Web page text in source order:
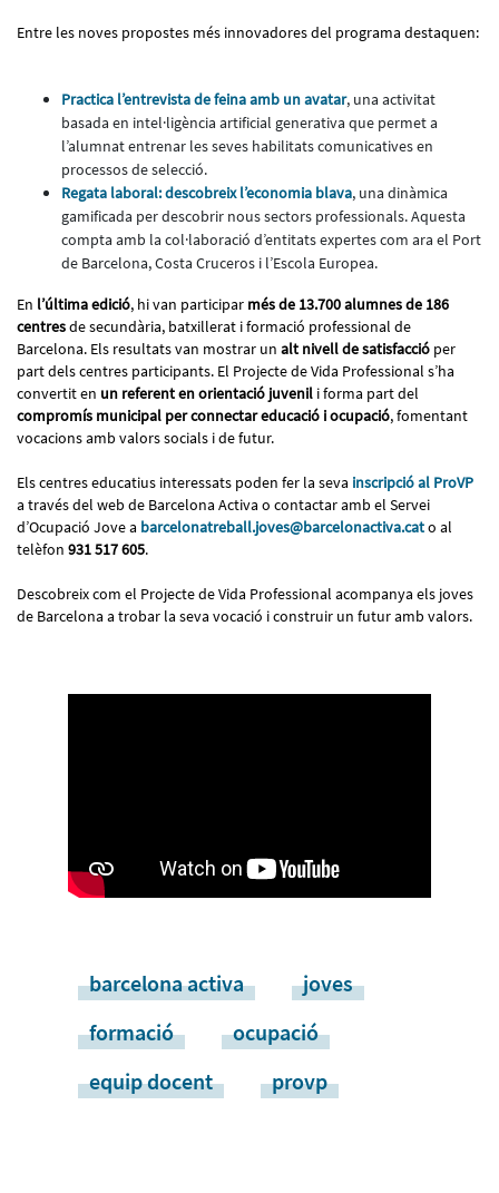
Entre les noves propostes més innovadores del programa destaquen:
Practica l’entrevista de feina amb un avatar, una activitat
basada en intel·ligència artificial generativa que permet a
l’alumnat entrenar les seves habilitats comunicatives en
processos de selecció.
Regata laboral: descobreix l’economia blava, una dinàmica
gamificada per descobrir nous sectors professionals. Aquesta
compta amb la col·laboració d’entitats expertes com ara el Port
de Barcelona, Costa Cruceros i l’Escola Europea.
En l’última edició, hi van participar més de 13.700 alumnes de 186
centresde secundària, batxillerat i formació professional de
Barcelona. Els resultats van mostrar un alt nivell de satisfacció per
part dels centres participants. El Projecte de Vida Professional s’ha
convertit en un referent en orientació juvenil i forma part del
compromís municipal per connectar educació i ocupació, fomentant
vocacions amb valors socials i de futur.
Els centres educatius interessats poden fer la seva inscripció al ProVP
a través del web de Barcelona Activa o contactar amb el Servei
d’Ocupació Jove a barcelonatreball.joves@barcelonactiva.cato al
telèfon 931 517 605.
Descobreix com el Projecte de Vida Professional acompanya els joves
de Barcelona a trobar la seva vocació i construir un futur amb valors.
barcelona activa
joves
formació
ocupació
equip docent
provp